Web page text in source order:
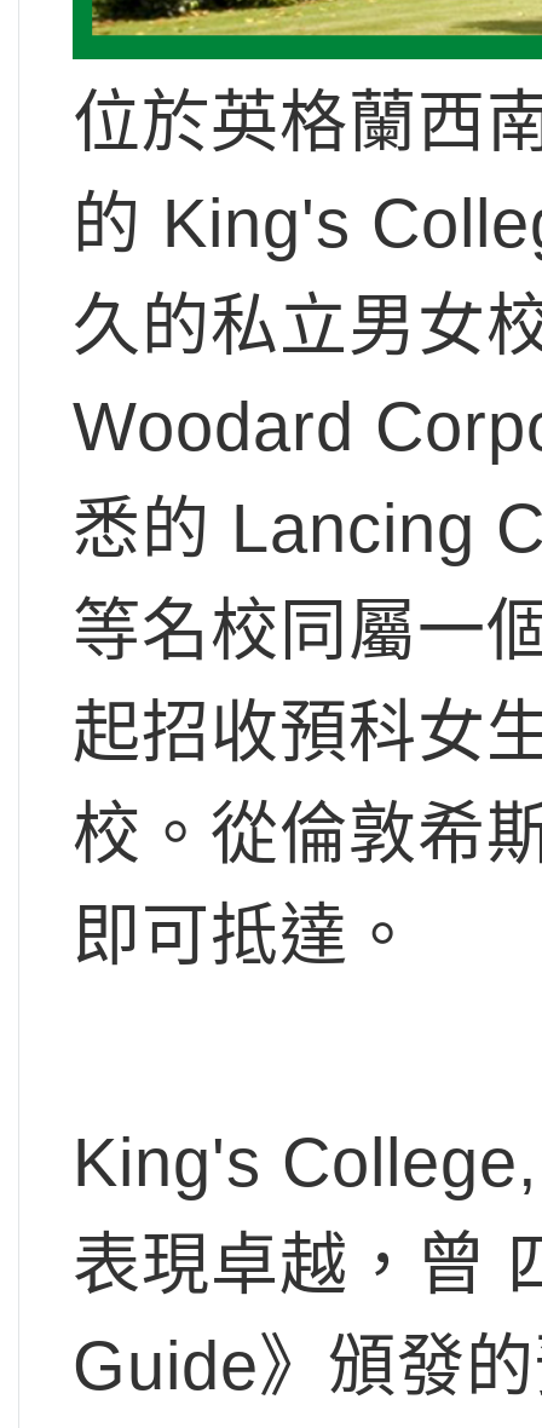
位於英格蘭西
的 King's
久的私立男女
Woodard
悉的 Lancing
等名校同屬一
起招收預科女
校。從倫敦希
即可抵達。
King's
表現卓越，曾
Guide》頒發